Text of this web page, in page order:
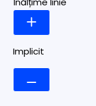
Implicit